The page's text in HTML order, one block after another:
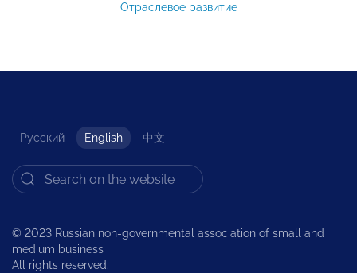
Отраслевое развитие
Русский English 中文
© 2023 Russian non-governmental association of small and
medium business
All rights reserved.